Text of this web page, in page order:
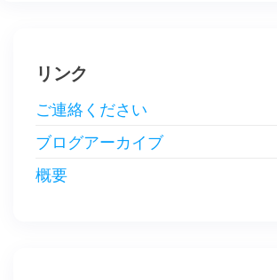
リンク
ご連絡ください
ブログアーカイブ
概要